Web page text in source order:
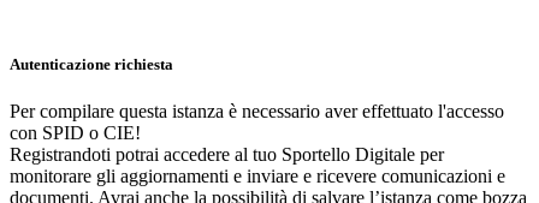
Autenticazione richiesta
Per compilare questa istanza è necessario aver effettuato l'accesso
con SPID o CIE!
Registrandoti potrai accedere al tuo Sportello Digitale per
monitorare gli aggiornamenti e inviare e ricevere comunicazioni e
documenti. Avrai anche la possibilità di salvare l’istanza come bozza